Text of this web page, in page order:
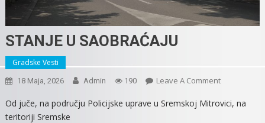
STANJE U SAOBRAĆAJU
Gradske Vesti
18 Maja, 2026 Admin 190 Leave A CommentOn
U
Od juče, na području Policijske uprave u Sremskoj Mitrovici, na
teritoriji Sremske